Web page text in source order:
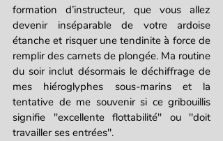
formation d’instructeur, que vous allez
devenir inséparable de votre ardoise
étanche et risquer une tendinite à force de
remplir des carnets de plongée. Ma routine
du soir inclut désormais le déchiffrage de
mes hiéroglyphes sous-marins et la
tentative de me souvenir si ce gribouillis
signifie "excellente flottabilité" ou "doit
travailler ses entrées".